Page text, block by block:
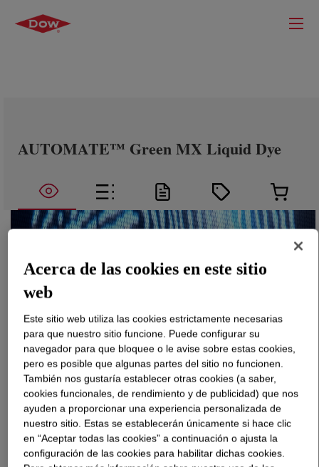
AUTOMATE™ Green MX Liquid Dye
Qué esAUTOMATE™ Green MX Liquid Dye?
A blend of single phase, liquid concentrated solvent
soluble dyes provided in a Xylene solvent system. The
solvent is used in the product as a viscosity depressant
and standardizing agent.
Acerca de las cookies en este sitio
web
Este sitio web utiliza las cookies estrictamente necesarias
para que nuestro sitio funcione. Puede configurar su
navegador para que bloquee o le avise sobre estas cookies,
pero es posible que algunas partes del sitio no funcionen.
También nos gustaría establecer otras cookies (a saber,
cookies funcionales, de rendimiento y de publicidad) que nos
ayuden a proporcionar una experiencia personalizada de
nuestro sitio. Estas se establecerán únicamente si hace clic
en “Aceptar todas las cookies” a continuación o ajusta la
configuración de las cookies para habilitar dichas cookies.